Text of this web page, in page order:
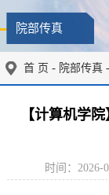
院部传真
首 页 - 院部传真
【计算机学
时间：2026-